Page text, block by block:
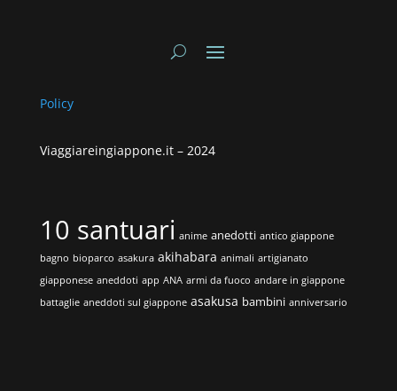
Policy
Viaggiareingiappone.it – 2024
10 santuari anime anedotti antico giappone
bagno bioparco asakura akihabara animali artigianato
giapponese aneddoti app ANA armi da fuoco andare in giappone
battaglie aneddoti sul giappone asakusa bambini anniversario